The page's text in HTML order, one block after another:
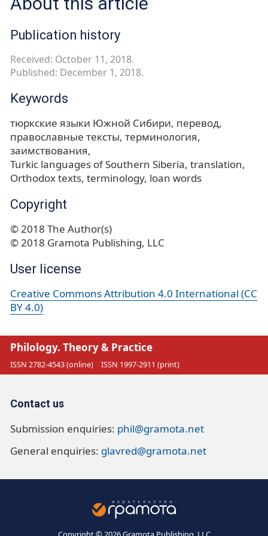
Publication history
Received: October 11, 2018.
Published: December 1, 2018.
Keywords
тюркские языки Южной Сибири перевод
православные тексты терминология
заимствования
Turkic languages of Southern Siberia translation
Orthodox texts terminology loan words
Copyright
© 2018 The Author(s)
© 2018 Gramota Publishing, LLC
User license
Creative Commons Attribution 4.0 International (CC
BY 4.0)
Philology. Theory & Practice
ISSN 2782-4543 (online) ISSN 1997-2911 (print)
Contact us
Submission enquiries: phil@gramota.net
General enquiries: glavred@gramota.net